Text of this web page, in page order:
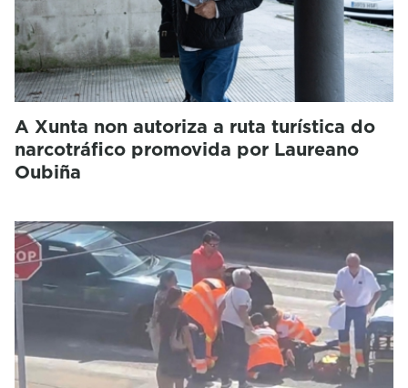
A Xunta non autoriza a ruta turística do
narcotráfico promovida por Laureano
Oubiña